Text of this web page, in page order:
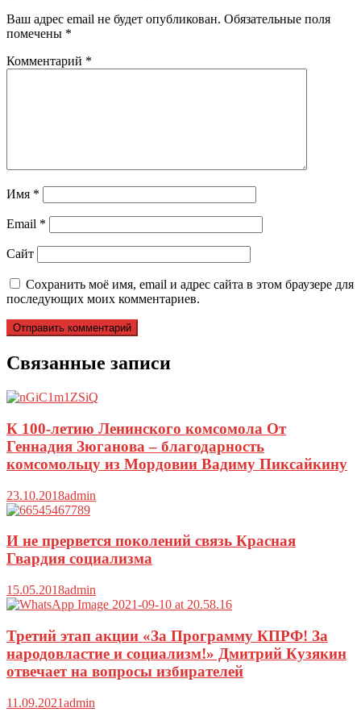
Ваш адрес email не будет опубликован. Обязательные поля
помечены *
Комментарий *
Имя *
Email *
Сайт
Сохранить моё имя, email и адрес сайта в этом браузере для
последующих моих комментариев.
Связанные записи
К 100-летию Ленинского комсомола От
Геннадия Зюганова – благодарность
комсомольцу из Мордовии Вадиму Пиксайкину
23.10.2018admin
И не прервется поколений связь Красная
Гвардия социализма
15.05.2018admin
Третий этап акции «За Программу КПРФ! За
народовластие и социализм!» Дмитрий Кузякин
отвечает на вопросы избирателей
11.09.2021admin